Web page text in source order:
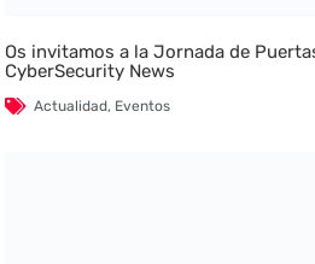
Os invitamos a la Jornada de
CyberSecurity News
Actualidad, Eventos